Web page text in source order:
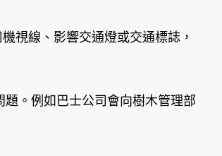
視線、影響交通燈或交通標誌，
。例如巴士公司會向樹木管理部